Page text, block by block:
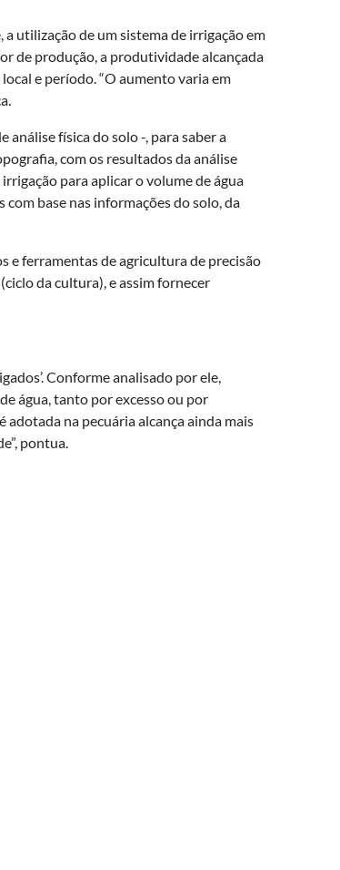
utilização de um sistema de irrigação em
de produção, a produtividade alcançada
e período. “O aumento varia em
análise física do solo -, para saber a
com os resultados da análise
para aplicar o volume de água
base nas informações do solo, da
e ferramentas de agricultura de precisão
da cultura), e assim fornecer
Conforme analisado por ele,
água, tanto por excesso ou por
na pecuária alcança ainda mais
pontua.